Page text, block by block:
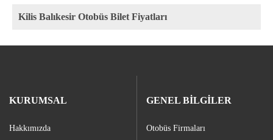
Kilis Balıkesir Otobüs Bilet Fiyatları
KURUMSAL
Hakkımızda
GENEL BİLGİLER
Otobüs Firmaları